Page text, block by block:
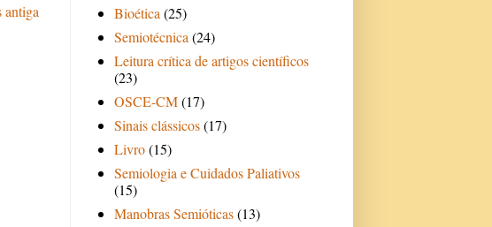
antiga
Bioética (25)
Semiotécnica (24)
Leitura crítica de artigos científicos
(23)
OSCE-CM(17)
Sinais clássicos(17)
Livro(15)
Semiologia e Cuidados Paliativos
(15)
Manobras Semióticas(13)